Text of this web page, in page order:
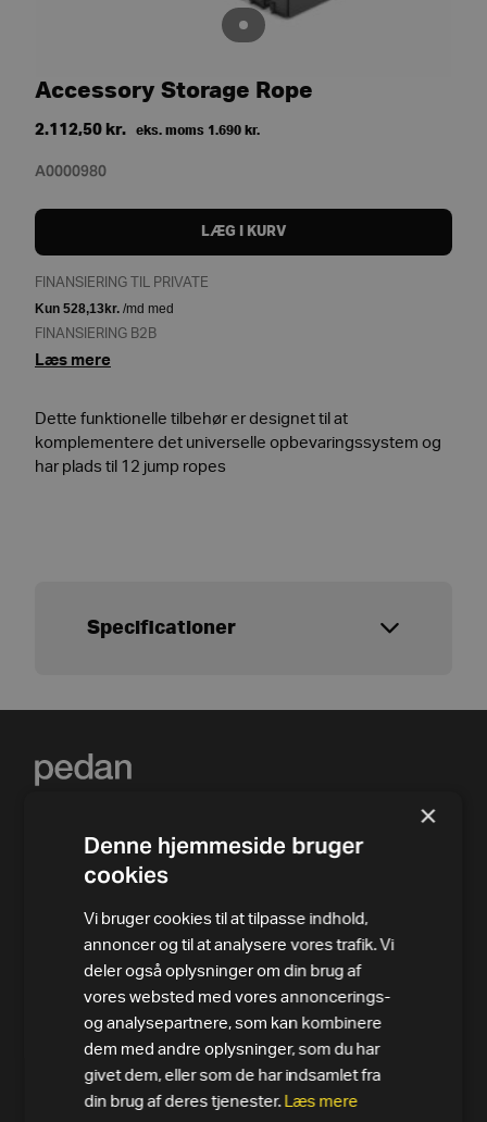
Accessory Storage Rope
2.112,50 kr. eks. moms 1.690 kr.
A0000980
LÆG I KURV
FINANSIERING TIL PRIVATE
FINANSIERING B2B
Læs mere
Dette funktionelle tilbehør er designet til at
komplementere det universelle opbevaringssystem og
har plads til 12 jump ropes
Specificationer
PRODUKTER
Alle varer
Løbebånd
Motionscykler
×
Denne hjemmeside bruger
cookies
Vi bruger cookies til at tilpasse indhold,
annoncer og til at analysere vores trafik. Vi
deler også oplysninger om din brug af
vores websted med vores annoncerings-
og analysepartnere, som kan kombinere
dem med andre oplysninger, som du har
givet dem, eller som de har indsamlet fra
din brug af deres tjenester.
Læs mere